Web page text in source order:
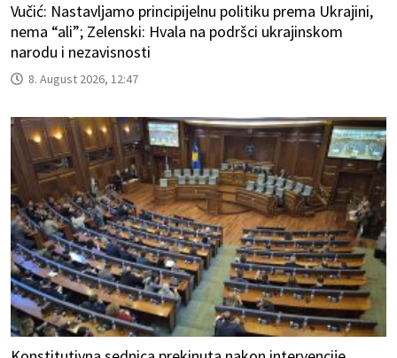
Vučić: Nastavljamo principijelnu politiku prema Ukrajini,
nema “ali”; Zelenski: Hvala na podršci ukrajinskom
narodu i nezavisnosti
8. August 2026, 12:47